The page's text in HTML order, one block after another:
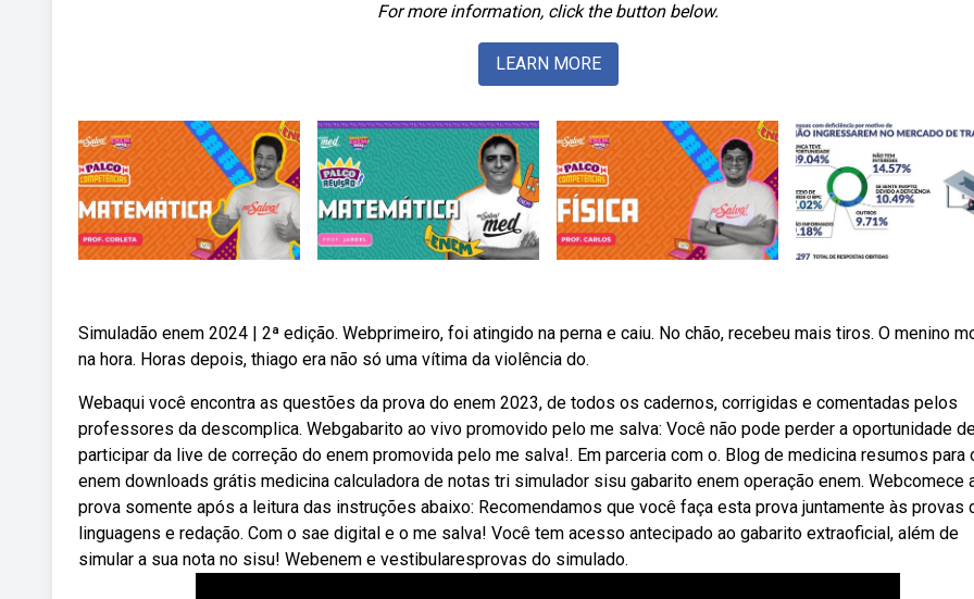
For more information, click the button below.
LEARN MORE
Simuladão enem 2024 | 2ª edição. Webprimeiro, foi atingido na perna e caiu. No chão, recebeu mais tiros. O menino
na hora. Horas depois, thiago era não só uma vítima da violência do.
Webaqui você encontra as questões da prova do enem 2023, de todos os cadernos, corrigidas e comentadas pelos
professores da descomplica. Webgabarito ao vivo promovido pelo me salva: Você não pode perder a oportunidade
participar da live de correção do enem promovida pelo me salva!. Em parceria com o. Blog de medicina resumos para
enem downloads grátis medicina calculadora de notas tri simulador sisu gabarito enem operação enem. Webcomece
prova somente após a leitura das instruções abaixo: Recomendamos que você faça esta prova juntamente às provas
linguagens e redação. Com o sae digital e o me salva! Você tem acesso antecipado ao gabarito extraoficial, além de
simular a sua nota no sisu! Webenem e vestibularesprovas do simulado.